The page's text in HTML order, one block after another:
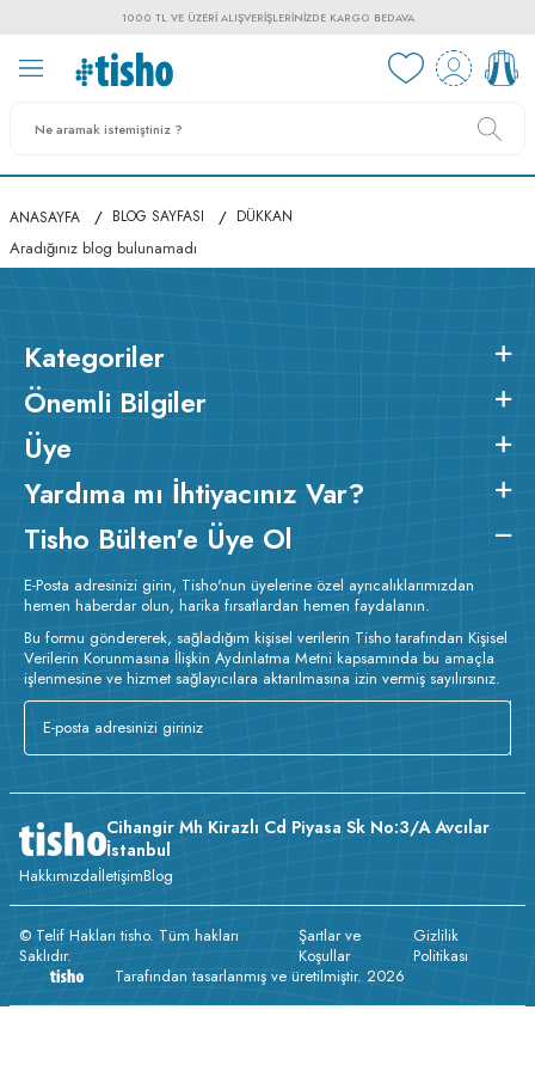
1000 TL VE ÜZERI ALIŞVERIŞLERINIZDE KARGO BEDAVA
ANASAYFA / BLOG SAYFASI / DÜKKAN
Aradığınız blog bulunamadı
Kategoriler
Önemli Bilgiler
Üye
Yardıma mı İhtiyacınız Var?
Tisho Bülten'e Üye Ol
E-Posta adresinizi girin, Tisho'nun üyelerine özel ayrıcalıklarımızdan
hemen haberdar olun, harika fırsatlardan hemen faydalanın.
Bu formu göndererek, sağladığım kişisel verilerin Tisho tarafından Kişisel
Verilerin Korunmasına İlişkin Aydınlatma Metni kapsamında bu amaçla
işlenmesine ve hizmet sağlayıcılara aktarılmasına izin vermiş sayılırsınız.
Cihangir Mh Kirazlı Cd Piyasa Sk No:3/A Avcılar
İstanbul
HakkımızdaİletişimBlog
© Telif Hakları tisho. Tüm hakları
Saklıdır.
Şartlar ve
Koşullar
Gizlilik
Politikası
Tarafından tasarlanmış ve üretilmiştir. 2026